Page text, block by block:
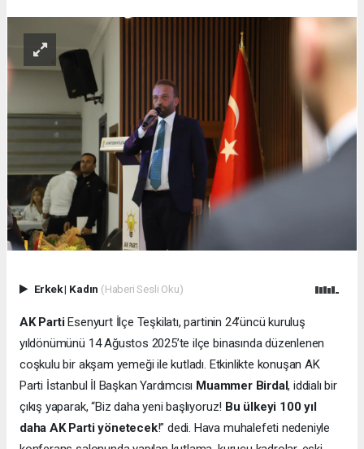
Erkek| Kadın (Haberi Sesli Oku)
AK PartiEsenyurt İlçe Teşkilatı, partinin 24’üncü kuruluş
yıldönümünü 14 Ağustos 2025’te ilçe binasında düzenlenen
coşkulu bir akşam yemeği ile kutladı. Etkinlikte konuşan AK
Parti İstanbul İl Başkan Yardımcısı Muammer Birdal, iddialı bir
çıkış yaparak, “Biz daha yeni başlıyoruz! Bu ülkeyi 100 yıl
daha AK Parti yönetecek!” dedi. Hava muhalefeti nedeniyle